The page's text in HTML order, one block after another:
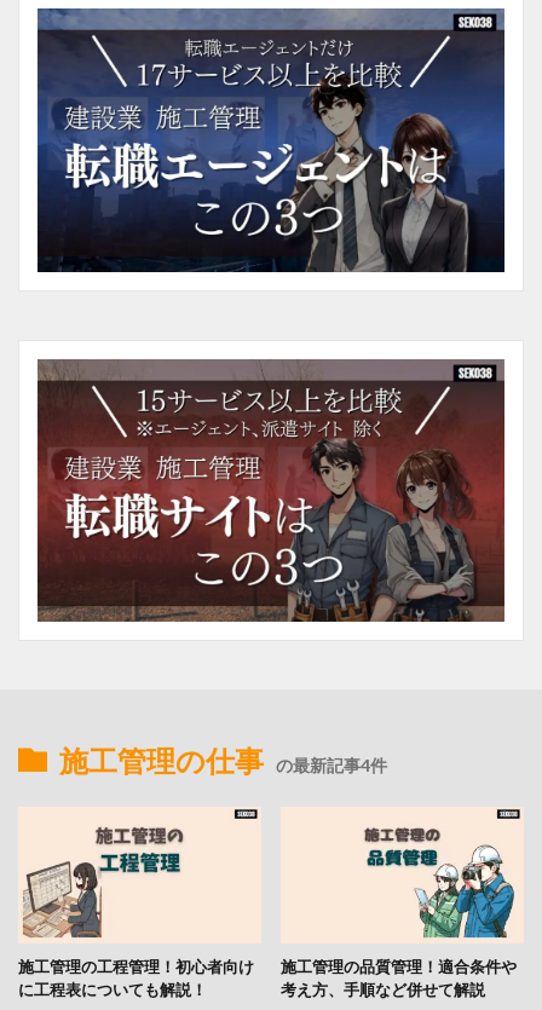
施工管理の仕事 の最新記事4件
施工管理の工程管理！初心者向け
に工程表についても解説！
施工管理の品質管理！適合条件や
考え方、手順など併せて解説